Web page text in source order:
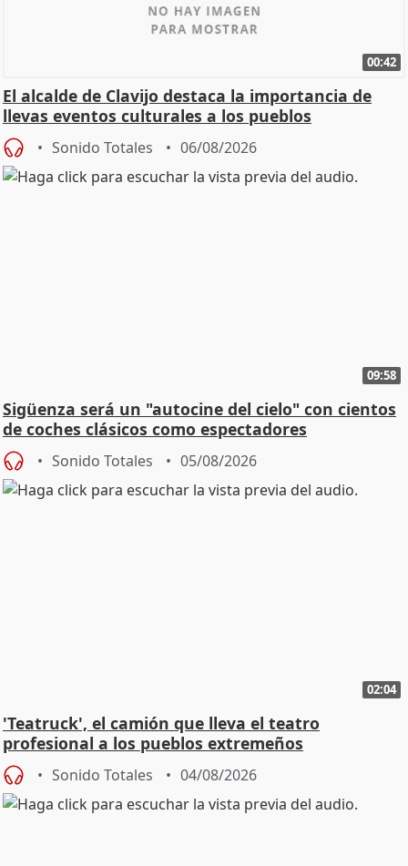
00:42
El alcalde de Clavijo destaca la importancia de
llevas eventos culturales a los pueblos
Sonido Totales 06/08/2026
09:58
Sigüenza será un "autocine del cielo" con cientos
de coches clásicos como espectadores
Sonido Totales 05/08/2026
02:04
'Teatruck', el camión que lleva el teatro
profesional a los pueblos extremeños
Sonido Totales 04/08/2026